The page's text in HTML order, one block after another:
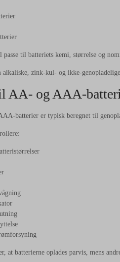
passe til batteriets kemi, størrelse og
alkaliske, zink-kul- og ikke-
AA- og AAA-
batterier er typisk beregnet til
at batterierne oplades parvis, mens